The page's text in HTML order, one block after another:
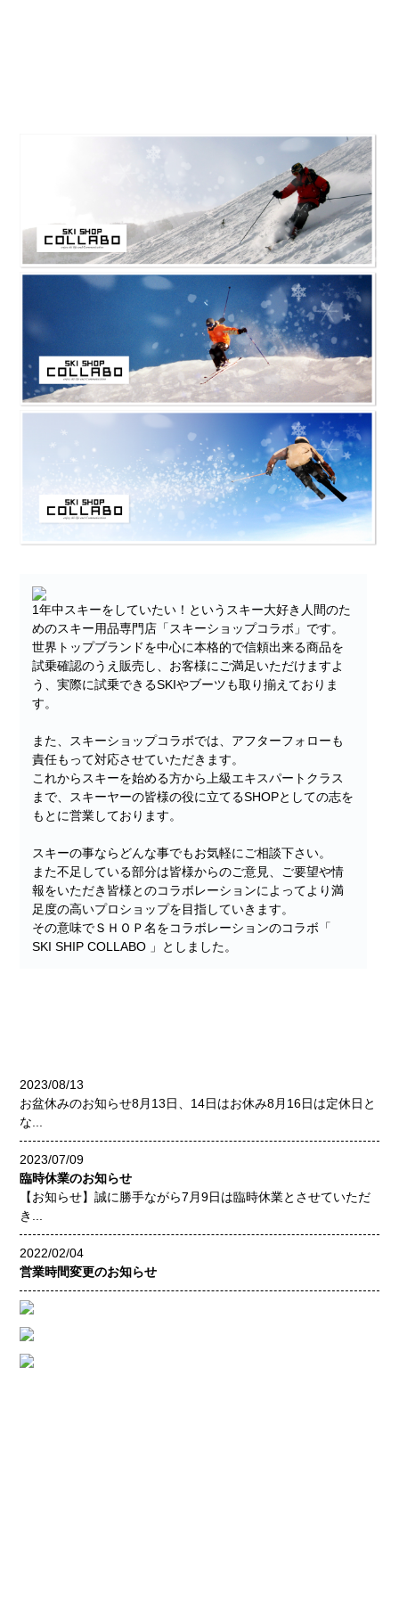
1年中スキーをしていたい！というスキー大好き人間のた
めのスキー用品専門店「スキーショップコラボ」です。
世界トップブランドを中心に本格的で信頼出来る商品を
試乗確認のうえ販売し、お客様にご満足いただけますよ
う、実際に試乗できるSKIやブーツも取り揃えておりま
す。
また、スキーショップコラボでは、アフターフォローも
責任もって対応させていただきます。
これからスキーを始める方から上級エキスパートクラス
まで、スキーヤーの皆様の役に立てるSHOPとしての志を
もとに営業しております。
スキーの事ならどんな事でもお気軽にご相談下さい。
また不足している部分は皆様からのご意見、ご要望や情
報をいただき皆様とのコラボレーションによってより満
足度の高いプロショップを目指していきます。
その意味でＳＨＯＰ名をコラボレーションのコラボ「
SKI SHIP COLLABO 」としました。
2023/08/13
お盆休みのお知らせ8月13日、14日はお休み8月16日は定休日と
な...
2023/07/09
臨時休業のお知らせ
【お知らせ】誠に勝手ながら7月9日は臨時休業とさせていただ
き...
2022/02/04
営業時間変更のお知らせ